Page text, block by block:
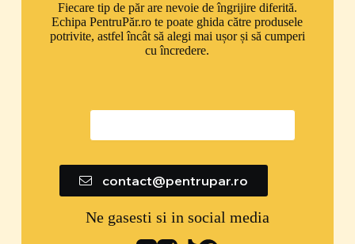
Fiecare tip de păr are nevoie de îngrijire diferită.
Echipa PentruPăr.ro te poate ghida către produsele
potrivite, astfel încât să alegi mai ușor și să cumperi
cu încredere.
contact@pentrupar.ro
Ne gasesti si in social media